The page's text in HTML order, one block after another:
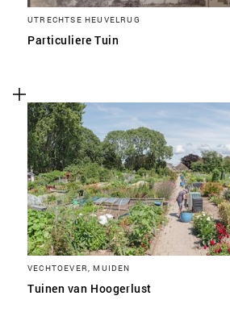
UTRECHTSE HEUVELRUG
Particuliere Tuin
VECHTOEVER, MUIDEN
Tuinen van Hoogerlust